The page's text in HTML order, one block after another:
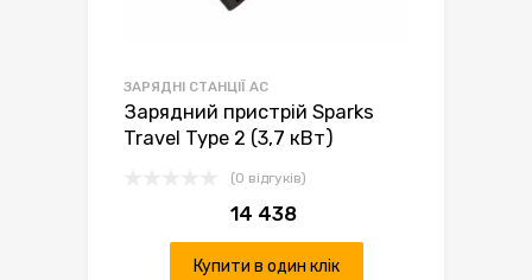
ЗАРЯДНІ СТАНЦІЇ AC
Зарядний пристрій Sparks
Travel Type 2 (3,7 кВт)
(0 відгуків)
14 438
Купити в один клік